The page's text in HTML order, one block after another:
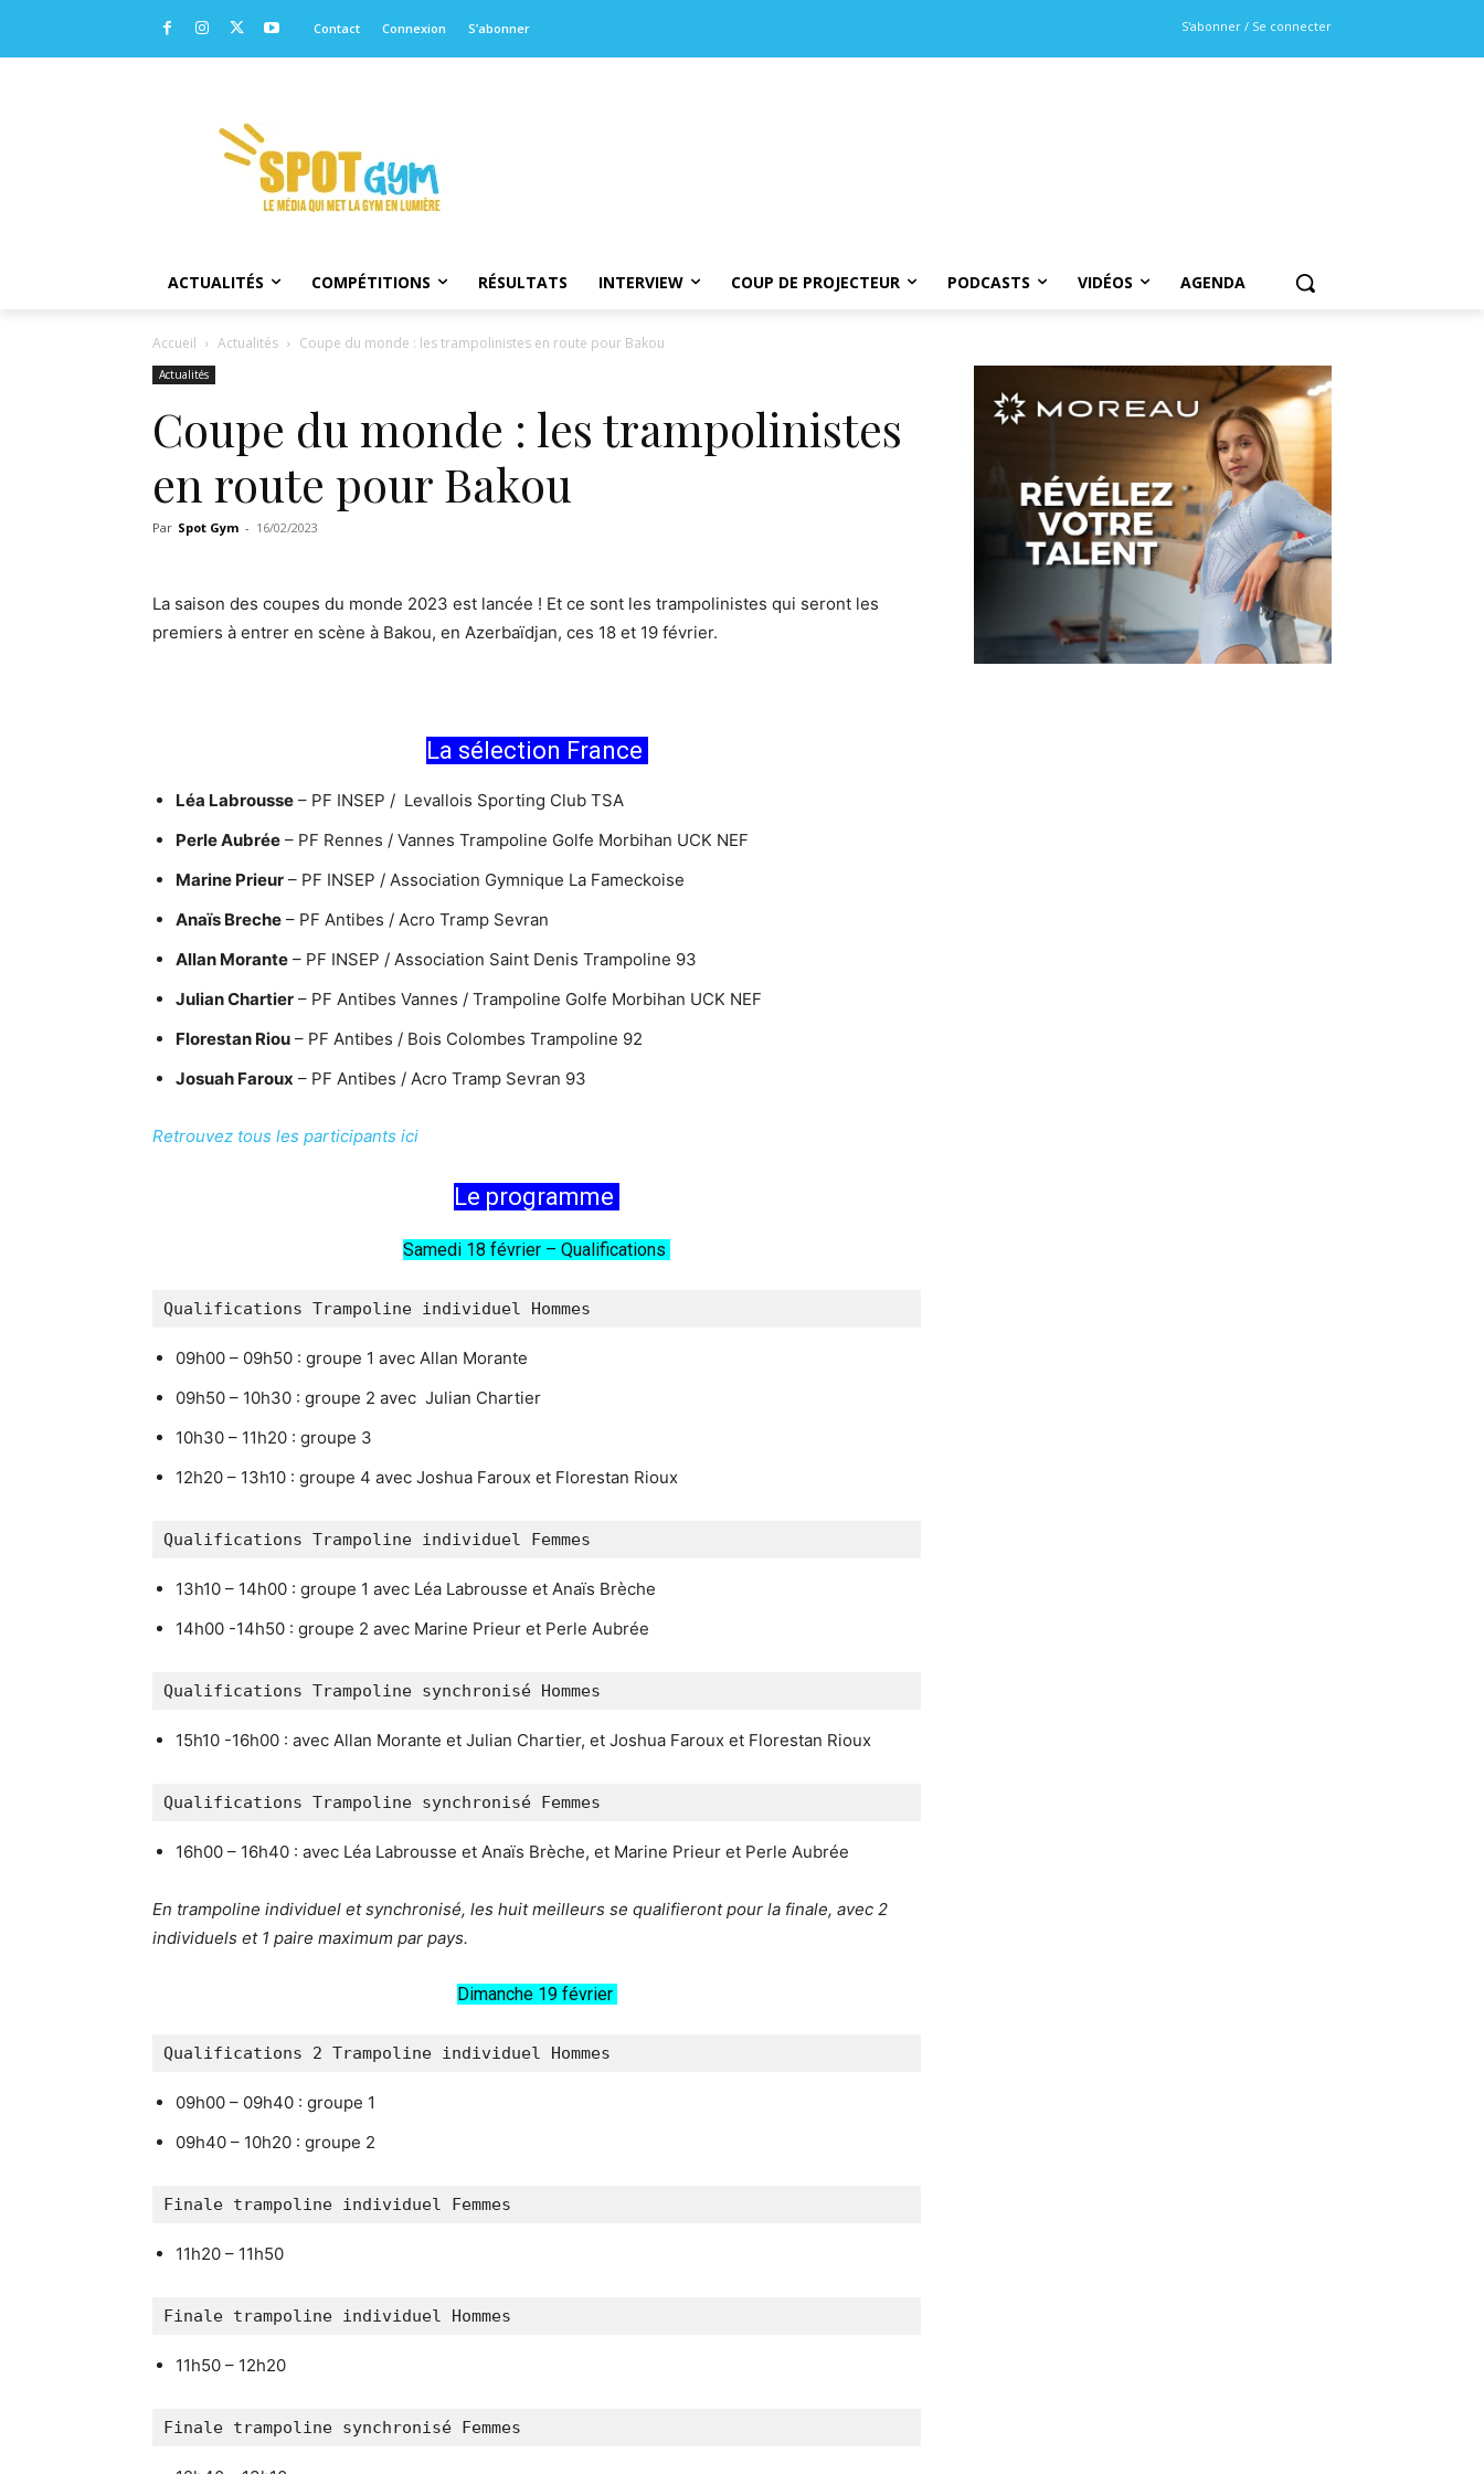
S'abonner / Se connecter
Contact Connexion S’abonner
ACTUALITÉS COMPÉTITIONS RÉSULTATS INTERVIEW COUP DE PROJECTEUR PODCASTS VIDÉOS AGENDA
Accueil Actualités Coupe du monde : les trampolinistes en route pour Bakou
Actualités
Coupe du monde : les trampolinistes
en route pour Bakou
Par Spot Gym - 16/02/2023
La saison des coupes du monde 2023 est lancée ! Et ce sont les trampolinistes qui seront les
premiers à entrer en scène à Bakou, en Azerbaïdjan, ces 18 et 19 février.
La sélection France
Léa Labrousse – PF INSEP / Levallois Sporting Club TSA
Perle Aubrée – PF Rennes / Vannes Trampoline Golfe Morbihan UCK NEF
Marine Prieur – PF INSEP / Association Gymnique La Fameckoise
Anaïs Breche – PF Antibes / Acro Tramp Sevran
Allan Morante – PF INSEP / Association Saint Denis Trampoline 93
Julian Chartier – PF Antibes Vannes / Trampoline Golfe Morbihan UCK NEF
Florestan Riou – PF Antibes / Bois Colombes Trampoline 92
Josuah Faroux – PF Antibes / Acro Tramp Sevran 93
Retrouvez tous les participants ici
Le programme
Samedi 18 février – Qualifications
Qualifications Trampoline individuel Hommes
09h00 – 09h50 : groupe 1 avec Allan Morante
09h50 – 10h30 : groupe 2 avec Julian Chartier
10h30 – 11h20 : groupe 3
12h20 – 13h10 : groupe 4 avec Joshua Faroux et Florestan Rioux
Qualifications Trampoline individuel Femmes
13h10 – 14h00 : groupe 1 avec Léa Labrousse et Anaïs Brèche
14h00 -14h50 : groupe 2 avec Marine Prieur et Perle Aubrée
Qualifications Trampoline synchronisé Hommes
15h10 -16h00 : avec Allan Morante et Julian Chartier, et Joshua Faroux et Florestan Rioux
Qualifications Trampoline synchronisé Femmes
16h00 – 16h40 : avec Léa Labrousse et Anaïs Brèche, et Marine Prieur et Perle Aubrée
En trampoline individuel et synchronisé, les huit meilleurs se qualifieront pour la finale, avec 2
individuels et 1 paire maximum par pays.
Dimanche 19 février
Qualifications 2 Trampoline individuel Hommes
09h00 – 09h40 : groupe 1
09h40 – 10h20 : groupe 2
Finale trampoline individuel Femmes
11h20 – 11h50
Finale trampoline individuel Hommes
11h50 – 12h20
Finale trampoline synchronisé Femmes